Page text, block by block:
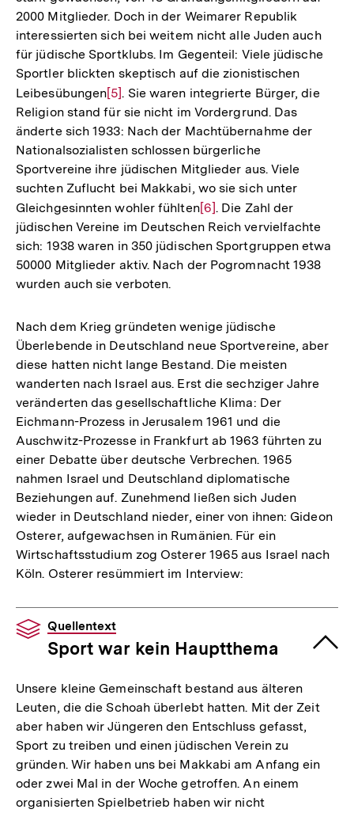
2000 Mitglieder. Doch in der Weimarer Republik
interessierten sich bei weitem nicht alle Juden auch
für jüdische Sportklubs. Im Gegenteil: Viele jüdische
Sportler blickten skeptisch auf die zionistischen
LeibesübungenZur
Auflösung
der
Fußnote
[5]. Sie waren integrierte Bürger, die
Religion stand für sie nicht im Vordergrund. Das
änderte sich 1933: Nach der Machtübernahme der
Nationalsozialisten schlossen bürgerliche
Sportvereine ihre jüdischen Mitglieder aus. Viele
suchten Zuflucht bei Makkabi, wo sie sich unter
Gleichgesinnten wohler fühltenZur
Auflösung
der
Fußnote
[6]. Die Zahl der
jüdischen Vereine im Deutschen Reich vervielfachte
sich: 1938 waren in 350 jüdischen Sportgruppen etwa
50000 Mitglieder aktiv. Nach der Pogromnacht 1938
wurden auch sie verboten.
Nach dem Krieg gründeten wenige jüdische
Überlebende in Deutschland neue Sportvereine, aber
diese hatten nicht lange Bestand. Die meisten
wanderten nach Israel aus. Erst die sechziger Jahre
veränderten das gesellschaftliche Klima: Der
Eichmann-Prozess in Jerusalem 1961 und die
Auschwitz-Prozesse in Frankfurt ab 1963 führten zu
einer Debatte über deutsche Verbrechen. 1965
nahmen Israel und Deutschland diplomatische
Beziehungen auf. Zunehmend ließen sich Juden
wieder in Deutschland nieder, einer von ihnen: Gideon
Osterer, aufgewachsen in Rumänien. Für ein
Wirtschaftsstudium zog Osterer 1965 aus Israel nach
Köln. Osterer resümmiert im Interview:
Quellentext
Sport war kein Hauptthema
Unsere kleine Gemeinschaft bestand aus älteren
Leuten, die die Schoah überlebt hatten. Mit der Zeit
aber haben wir Jüngeren den Entschluss gefasst,
Sport zu treiben und einen jüdischen Verein zu
gründen. Wir haben uns bei Makkabi am Anfang ein
oder zwei Mal in der Woche getroffen. An einem
organisierten Spielbetrieb haben wir nicht